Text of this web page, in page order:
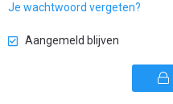
Je wachtwoord vergeten?
Aangemeld blijven